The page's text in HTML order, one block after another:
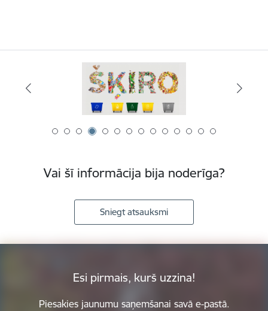
Vai šī informācija bija noderīga?
Sniegt atsauksmi
Esi pirmais, kurš uzzina!
Piesakies jaunumu saņemšanai savā e-pastā.